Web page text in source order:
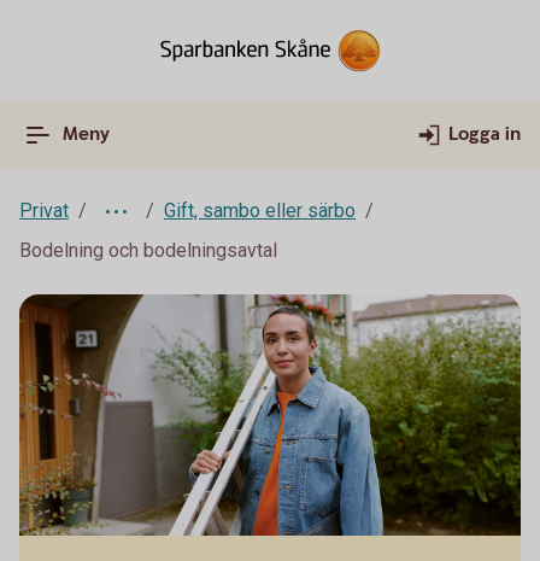
Meny Logga in
Privat
Gift, sambo eller särbo
Bodelning och bodelningsavtal